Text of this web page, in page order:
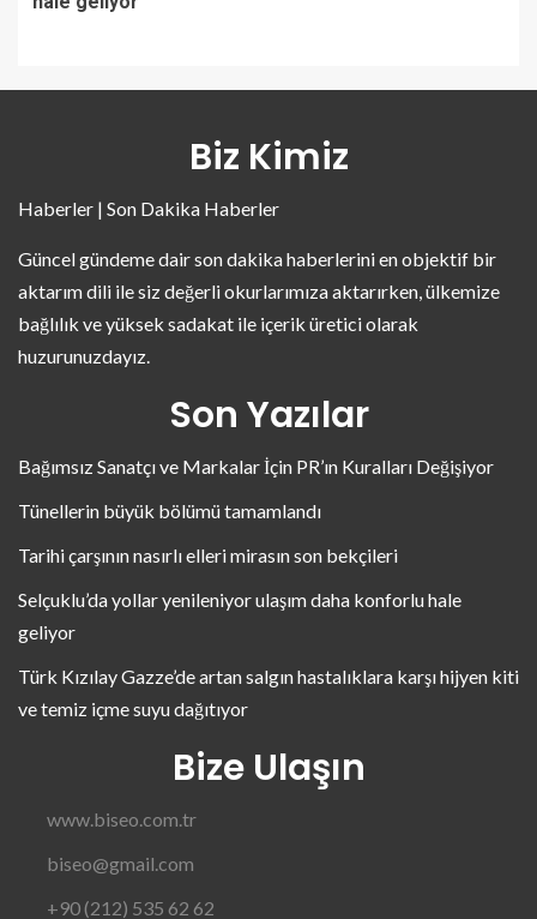
Biz Kimiz
Haberler | Son Dakika Haberler
Güncel gündeme dair son dakika haberlerini en objektif bir
aktarım dili ile siz değerli okurlarımıza aktarırken, ülkemize
bağlılık ve yüksek sadakat ile içerik üretici olarak
huzurunuzdayız.
Son Yazılar
Bağımsız Sanatçı ve Markalar İçin PR’ın Kuralları Değişiyor
Tünellerin büyük bölümü tamamlandı
Tarihi çarşının nasırlı elleri mirasın son bekçileri
Selçuklu’da yollar yenileniyor ulaşım daha konforlu hale
geliyor
Türk Kızılay Gazze’de artan salgın hastalıklara karşı hijyen kiti
ve temiz içme suyu dağıtıyor
Bize Ulaşın
www.biseo.com.tr
biseo@gmail.com
+90 (212) 535 62 62